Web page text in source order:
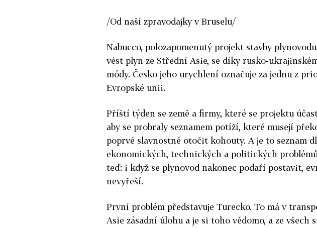
/Od naší zpravodajky v Bruselu/
Nabucco, polozapomenutý projekt stavby
vést plyn ze Střední Asie, se díky rusko-
módy. Česko jeho urychlení označuje za jednu z
Evropské unii.
Příští týden se země a firmy, které se projektu
aby se probraly seznamem potíží, které musejí
poprvé slavnostně otočit kohouty. A je to seznam
ekonomických, technických a politických
teď: i když se plynovod nakonec podaří postavit,
nevyřeší.
První problém představuje Turecko. To má v
Asie zásadní úlohu a je si toho vědomo, a ze všech